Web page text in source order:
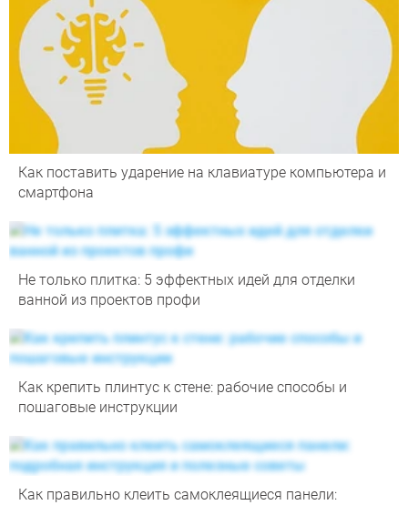
Как поставить ударение на клавиатуре компьютера и
смартфона
Не только плитка: 5 эффектных идей для отделки
ванной из проектов профи
Как крепить плинтус к стене: рабочие способы и
пошаговые инструкции
Как правильно клеить самоклеящиеся панели: